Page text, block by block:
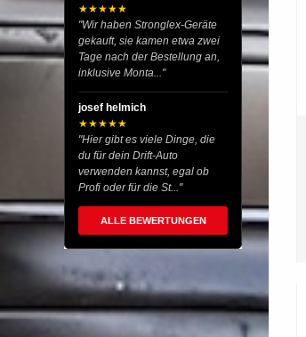
★★★★★
"Wir haben Stronglex-Geräte
gekauft, sie kamen etwa zwei
Tage nach der Bestellung an,
inklusive Monta..."
josef helmich
★★★★★
"Hier gibt es viele Dinge, die
du für dein Drift-Auto
verwenden kannst, egal ob
Profi oder für die St..."
ALLE BEWERTUNGEN